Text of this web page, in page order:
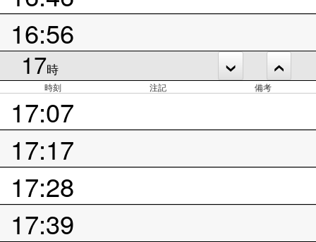
16:56
17時
時刻 注記 備考
17:07
17:17
17:28
17:39